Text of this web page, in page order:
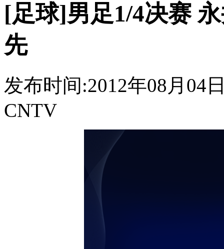
[足球]男足1/4决赛
先
发布时间:2012年08月04
CNTV